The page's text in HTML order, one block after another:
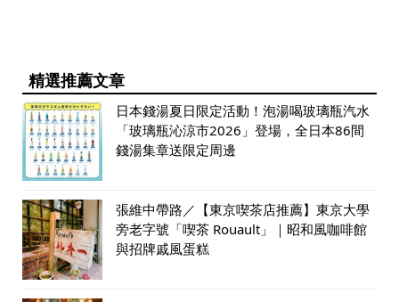
精選推薦文章
日本錢湯夏日限定活動！泡湯喝玻璃瓶汽水
「玻璃瓶沁涼市2026」登場，全日本86間
錢湯集章送限定周邊
張維中帶路／【東京喫茶店推薦】東京大學
旁老字號「喫茶 Rouault」｜昭和風咖啡館
與招牌戚風蛋糕